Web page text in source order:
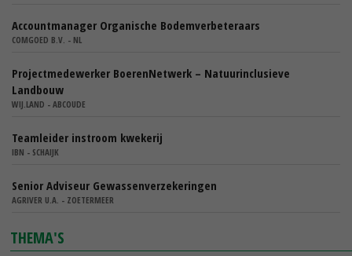
Accountmanager Organische Bodemverbeteraars
COMGOED B.V. - NL
Projectmedewerker BoerenNetwerk – Natuurinclusieve
Landbouw
WIJ.LAND - ABCOUDE
Teamleider instroom kwekerij
IBN - SCHAIJK
Senior Adviseur Gewassenverzekeringen
AGRIVER U.A. - ZOETERMEER
THEMA'S